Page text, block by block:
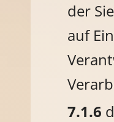
der
auf